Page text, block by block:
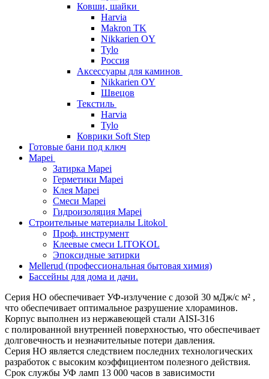
Ковши, шайки
Harvia
Makron TK
Nikkarien OY
Tylo
Россия
Аксессуары для каминов
Nikkarien OY
Швецов
Текстиль
Harvia
Tylo
Коврики Soft Step
Готовые бани под ключ
Mapei
Затирка Mapei
Герметики Mapei
Клея Mapei
Смеси Mapei
Гидроизоляция Mapei
Строительные материалы Litokol
Проф. инструмент
Клеевые смеси LITOKOL
Эпоксидные затирки
Mellerud (профессиональная бытовая химия)
Бассейны для дома и дачи.
Серия НО обеспечивает УФ-излучение с дозой 30 мДж/с м² ,
что обеспечивает оптимальное разрушение хлораминов.
Корпус выполнен из нержавеющей стали AISI-316
с полированной внутренней поверхностью, что обеспечивает
долговечность и незначительные потери давления.
Серия НО является следствием последних технологических
разработок с высоким коэффициентом полезного действия.
Срок службы УФ ламп 13 000 часов в зависимости